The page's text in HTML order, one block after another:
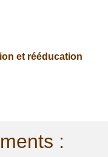
et rééducation
: